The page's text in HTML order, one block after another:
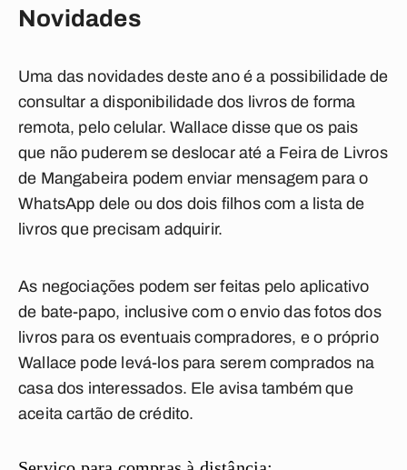
Novidades
Uma das novidades deste ano é a possibilidade de
consultar a disponibilidade dos livros de forma
remota, pelo celular. Wallace disse que os pais
que não puderem se deslocar até a Feira de Livros
de Mangabeira podem enviar mensagem para o
WhatsApp dele ou dos dois filhos com a lista de
livros que precisam adquirir.
As negociações podem ser feitas pelo aplicativo
de bate-papo, inclusive com o envio das fotos dos
livros para os eventuais compradores, e o próprio
Wallace pode levá-los para serem comprados na
casa dos interessados. Ele avisa também que
aceita cartão de crédito.